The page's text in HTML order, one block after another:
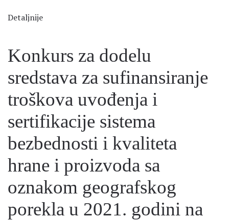
Detaljnije
Konkurs za dodelu
sredstava za sufinansiranje
troškova uvođenja i
sertifikacije sistema
bezbednosti i kvaliteta
hrane i proizvoda sa
oznakom geografskog
porekla u 2021. godini na